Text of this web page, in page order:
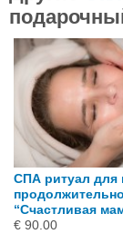
СПА ритуал для
“Счастливая
€ 90.00